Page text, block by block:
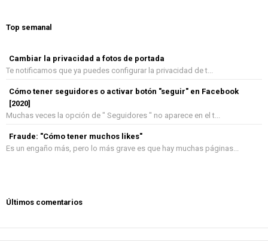
Top semanal
Cambiar la privacidad a fotos de portada
Te notificamos que ya puedes configurar la privacidad de t...
Cómo tener seguidores o activar botón "seguir" en Facebook
[2020]
Muchas veces la opción de " Seguidores " no aparece en el t...
Fraude: "Cómo tener muchos likes"
Es un engaño más, pero lo más grave es que hay muchas páginas...
Últimos comentarios